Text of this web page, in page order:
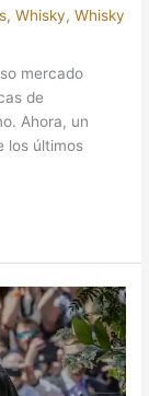
,Whisky,Whisky
mercado
de
Ahora, un
los últimos